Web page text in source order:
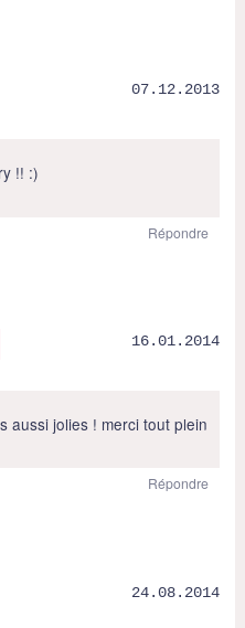
07.12.2013
!! :)
Répondre
16.01.2014
aussi jolies ! merci tout plein
Répondre
24.08.2014